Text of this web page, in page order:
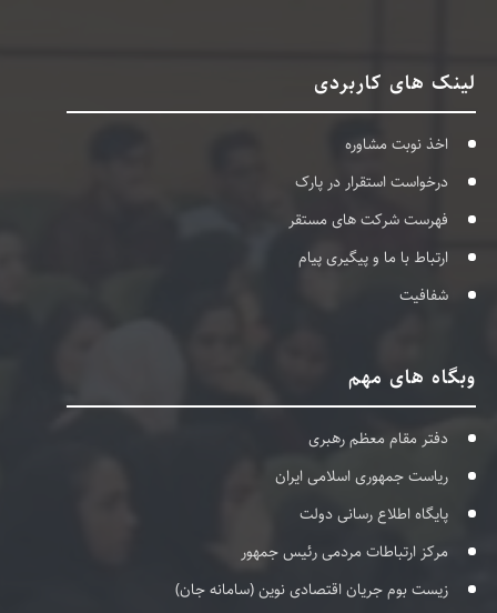
لینک های کاربردی
اخذ نوبت مشاوره
درخواست استقرار در پارک
فهرست شرکت های مستقر
ارتباط با ما و پیگیری پیام
شفافیت
وبگاه های مهم
دفتر مقام معظم رهبری
ریاست جمهوری اسلامی ایران
پایگاه اطلاع رسانی دولت
مرکز ارتباطات مردمی رئیس جمهور
زیست بوم جریان اقتصادی نوین (سامانه جان)